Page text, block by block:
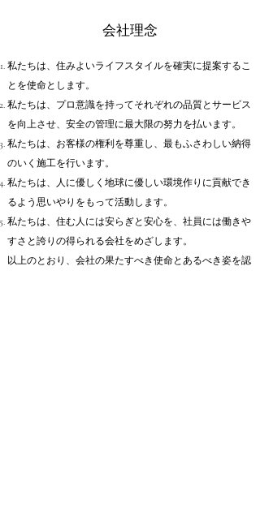
会社理念
私たちは、住みよいライフスタイルを確実に提案するこ
とを使命とします。
私たちは、プロ意識を持ってそれぞれの品質とサービス
を向上させ、安全の管理に最大限の努力を払います。
私たちは、お客様の権利を尊重し、最もふさわしい納得
のいく施工を行います。
私たちは、人に優しく地球に優しい環境作りに貢献でき
るよう思いやりをもって活動します。
私たちは、住む人には安らぎと安心を、社員には働きや
すさと誇りの得られる会社をめざします。
以上のとおり、会社の果たすべき使命とあるべき姿を認